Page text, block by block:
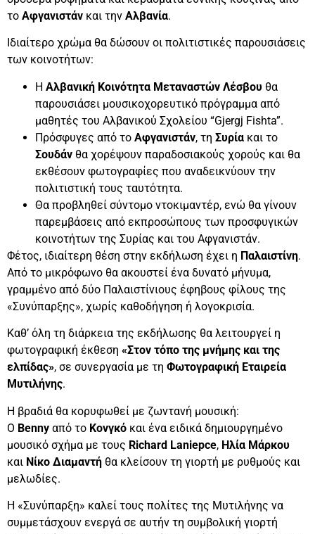
το Αφγανιστάν και την Αλβανία.
Ιδιαίτερο χρώμα θα δώσουν οι πολιτιστικές παρουσιάσεις
των κοινοτήτων:
Η Αλβανική Κοινότητα Μεταναστών Λέσβου θα
παρουσιάσει μουσικοχορευτικό πρόγραμμα από
μαθητές του Αλβανικού Σχολείου “Gjergj Fishta”.
Πρόσφυγες από το Αφγανιστάν, τη Συρία και το
Σουδάν θα χορέψουν παραδοσιακούς χορούς και θα
εκθέσουν φωτογραφίες που αναδεικνύουν την
πολιτιστική τους ταυτότητα.
Θα προβληθεί σύντομο ντοκιμαντέρ, ενώ θα γίνουν
παρεμβάσεις από εκπροσώπους των προσφυγικών
κοινοτήτων της Συρίας και του Αφγανιστάν.
Φέτος, ιδιαίτερη θέση στην εκδήλωση έχει η Παλαιστίνη.
Από το μικρόφωνο θα ακουστεί ένα δυνατό μήνυμα,
γραμμένο από δύο Παλαιστίνιους έφηβους φίλους της
«Συνύπαρξης», χωρίς καθοδήγηση ή λογοκρισία.
Καθ’ όλη τη διάρκεια της εκδήλωσης θα λειτουργεί η
φωτογραφική έκθεση «Στον τόπο της μνήμης και της
ελπίδας», σε συνεργασία με τη Φωτογραφική Εταιρεία
Μυτιλήνης.
Η βραδιά θα κορυφωθεί με ζωντανή μουσική:
Ο Benny από το Κονγκό και ένα ειδικά δημιουργημένο
μουσικό σχήμα με τους Richard Laniepce, Ηλία Μάρκου
και Νίκο Διαμαντή θα κλείσουν τη γιορτή με ρυθμούς και
μελωδίες.
Η «Συνύπαρξη» καλεί τους πολίτες της Μυτιλήνης να
συμμετάσχουν ενεργά σε αυτήν τη συμβολική γιορτή